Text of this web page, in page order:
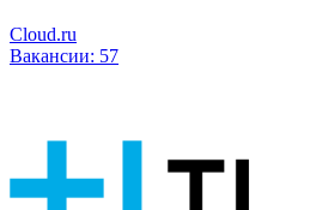
Cloud.ru
Вакансии: 57